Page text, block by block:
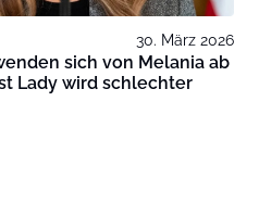
30. März 2026
sich von Melania ab
Lady wird schlechter